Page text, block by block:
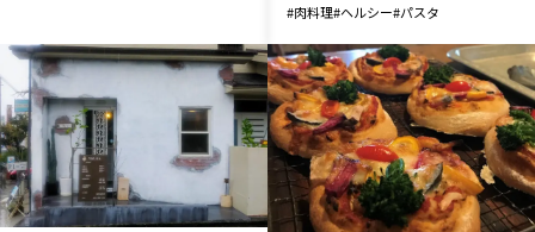
#肉料理#ヘルシー#パスタ